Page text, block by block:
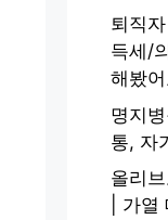
퇴직
득세/
해봤
명지
통, 자
올리
| 가